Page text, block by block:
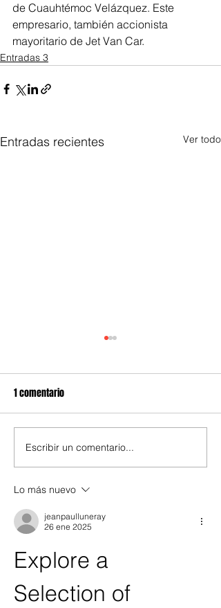
de Cuauhtémoc Velázquez. Este
empresario, también accionista
mayoritario de Jet Van Car.
Entradas 3
Entradas recientes Ver todo
Sheinbaum anuncia
reanudación de relaciones
diplomáticas entre México y
1 comentario
Escribir un comentario...
Lo más nuevo
jeanpaulluneray
26 ene 2025
Explore a
Selection of